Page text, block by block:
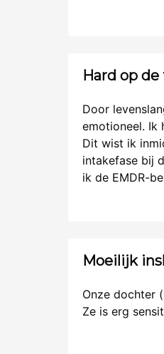
Hard op
Door
emotioneel. Ik
Dit wist ik
intakefase bij
ik de EMDR-
Moeilijk
Onze dochter
Ze is erg